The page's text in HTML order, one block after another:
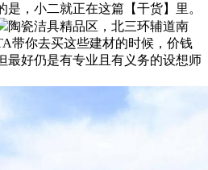
，小二就正在这篇【干货】里。
陶瓷洁具精品区，北三环辅道南
带你去买这些建材的时候，价钱
最好仍是有专业且有义务的设想师